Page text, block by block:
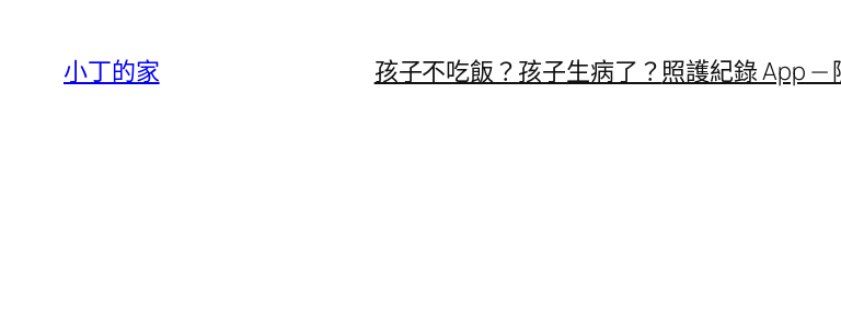
小丁的家 孩子不吃飯？ 孩子生病了？照護紀錄 App —